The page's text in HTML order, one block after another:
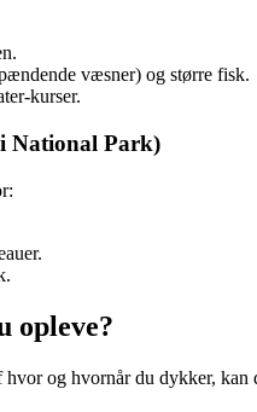
væsner) og større fisk.
kurser.
National Park)
opleve?
og hvornår du dykker, kan